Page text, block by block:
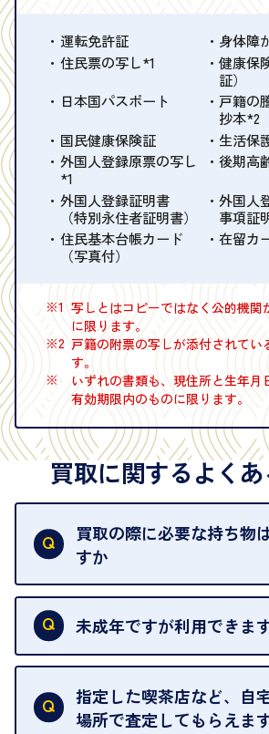
運転免許証
身体障
住民票の写し*1
健康保
証）
日本国パスポート
戸籍の
抄本*2
国民健康保険証
生活保
外国人登録原票の写し
*1
後期高
外国人登録証明書
（特別永住者証明書）
外国人
事項証
住民基本台帳カード
（写真付）
在留カ
※1 写しとはコピーではなく公的機関
に限ります。
※2 戸籍の附票の写しが添付されてい
す。
※
いずれの書類も、現住所と生年月
有効期限内のものに限ります。
買取に関するよく
買取の際に必要な持ち物
すか
本人確認書類をご用意ください
類はこちらをご確認ください。
未成年ですが利用できま
18歳未満の方は、保護者の同意
ただけません。
指定した喫茶店など、自
場所で査定してもらえま